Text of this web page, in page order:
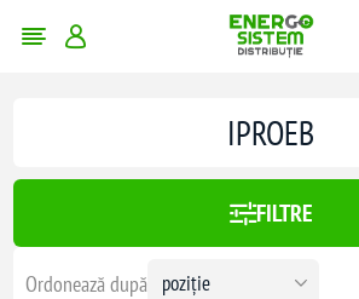
filtrele
IPROEB
FILTRE
Ordonează după